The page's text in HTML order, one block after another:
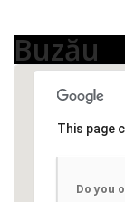
Buzău
This page
Do you